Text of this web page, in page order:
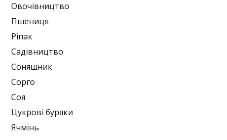
Овочівництво
Пшениця
Ріпак
Садівництво
Соняшник
Сорго
Соя
Цукрові буряки
Ячмінь